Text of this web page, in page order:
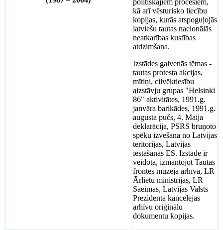
kā arī vēsturisko liecību
kopijas, kurās atspoguļojās
latviešu tautas nacionālās
neatkarības kustības
atdzimšana.
Izstādes galvenās tēmas -
tautas protesta akcijas,
mītiņi, cilvēktiesību
aizstāvju grupas "Helsinki
86" aktivitātes, 1991.g.
janvāra barikādes, 1991.g.
augusta pučs, 4. Maija
deklarācija, PSRS bruņoto
spēku izvešana no Latvijas
teritorijas, Latvijas
iestāšanās ES. Izstāde ir
veidota, izmantojot Tautas
frontes muzeja arhīva, LR
Ārlietu ministrijas, LR
Saeimas, Latvijas Valsts
Prezidenta kancelejas
arhīvu oriģinālu
dokumentu kopijas.